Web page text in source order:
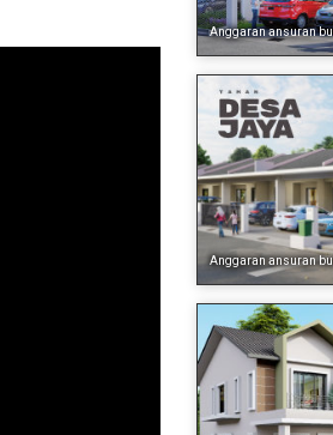
Anggaran ansuran
Anggaran ansuran